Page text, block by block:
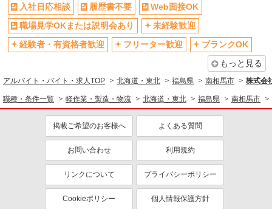
入社日応相談
履歴書不要
Web面接OK
職場見学OKまたは説明会あり
未経験歓迎
経験者・有資格者歓迎
フリーター歓迎
ブランクOK
もっと見る
アルバイト・バイト・求人TOP 北海道・東北 福島県 南相馬市 株式会
職種・条件一覧 軽作業・製造・物流 北海道・東北 福島県 南相馬市
掲載ご希望のお客様へ よくある質問
お問い合わせ 利用規約
リンクについて プライバシーポリシー
Cookieポリシー 個人情報保護方針